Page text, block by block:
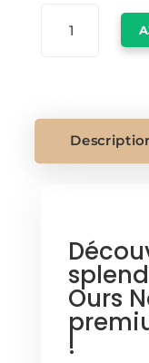
ET
BLANC
Ours
!